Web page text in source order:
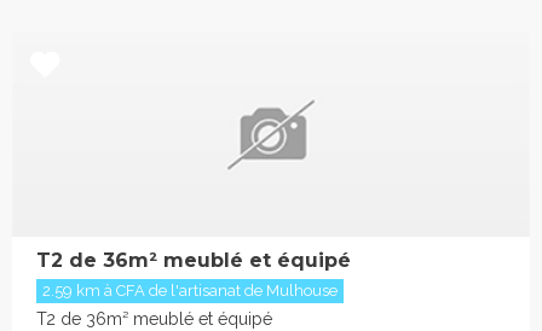
T2 de 36m² meublé et équipé
2.59 km à CFA de l'artisanat de Mulhouse
T2 de 36m² meublé et équipé